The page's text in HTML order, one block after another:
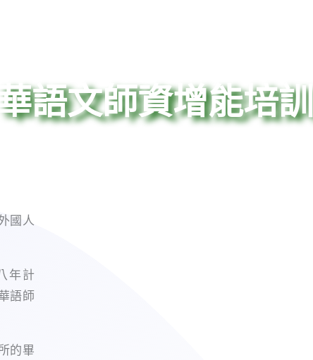
華語文師資增能培訓
國人
年計
語師
的畢